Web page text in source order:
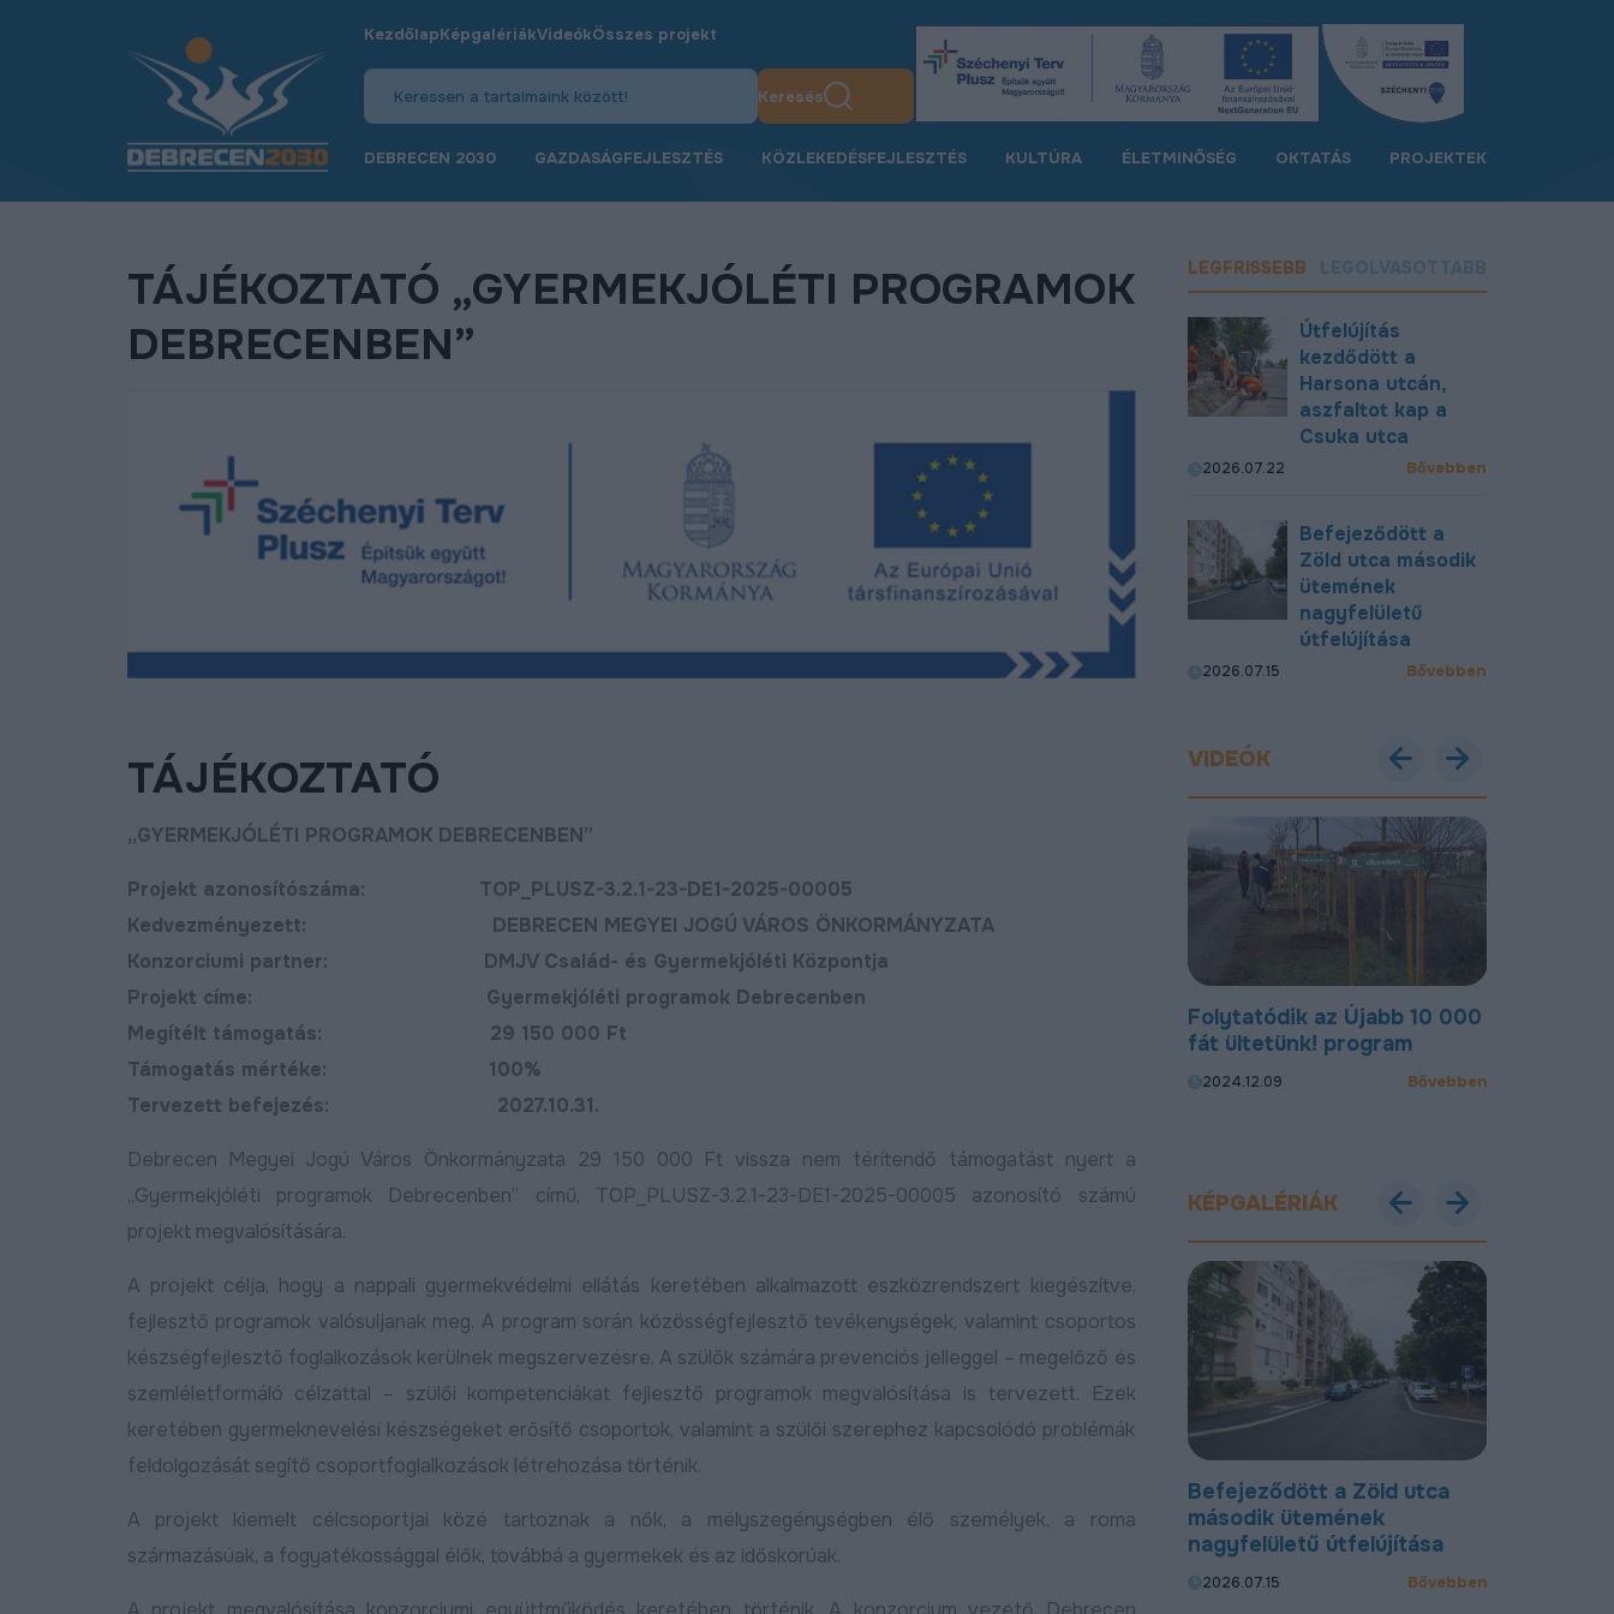
KezdőlapKépgalériákVideókÖsszes projekt
Keresés
DEBRECEN 2030 GAZDASÁGFEJLESZTÉS KÖZLEKEDÉSFEJLESZTÉS KULTÚRA ÉLETMINŐSÉG OKTATÁS PROJEKTEK
TÁJÉKOZTATÓ „GYERMEKJÓLÉTI PROGRAMOK
DEBRECENBEN”
TÁJÉKOZTATÓ
„GYERMEKJÓLÉTI PROGRAMOK DEBRECENBEN”
Projekt azonosítószáma: TOP_PLUSZ-3.2.1-23-DE1-2025-00005
Kedvezményezett: DEBRECEN MEGYEI JOGÚ VÁROS ÖNKORMÁNYZATA
Konzorciumi partner: DMJV Család- és Gyermekjóléti Központja
Projekt címe: Gyermekjóléti programok Debrecenben
Megítélt támogatás: 29 150 000 Ft
Támogatás mértéke: 100%
Tervezett befejezés: 2027.10.31.
Debrecen Megyei Jogú Város Önkormányzata 29 150 000 Ft vissza nem térítendő támogatást nyert a
„Gyermekjóléti programok Debrecenben” című, TOP_PLUSZ-3.2.1-23-DE1-2025-00005 azonosító számú
projekt megvalósítására.
A projekt célja, hogy a nappali gyermekvédelmi ellátás keretében alkalmazott eszközrendszert kiegészítve,
fejlesztő programok valósuljanak meg. A program során közösségfejlesztő tevékenységek, valamint csoportos
készségfejlesztő foglalkozások kerülnek megszervezésre. A szülők számára prevenciós jelleggel – megelőző és
szemléletformáló célzattal – szülői kompetenciákat fejlesztő programok megvalósítása is tervezett. Ezek
keretében gyermeknevelési készségeket erősítő csoportok, valamint a szülői szerephez kapcsolódó problémák
feldolgozását segítő csoportfoglalkozások létrehozása történik.
A projekt kiemelt célcsoportjai közé tartoznak a nők, a mélyszegénységben élő személyek, a roma
származásúak, a fogyatékossággal élők, továbbá a gyermekek és az időskorúak.
LEGFRISSEBB
Útfelújítás
kezdődött a
Harsona utcán,
aszfaltot kap a
Csuka utca
2026.07.22 Bővebben
Befejeződött a
Zöld utca második
ütemének
nagyfelületű
útfelújítása
2026.07.15 Bővebben
VIDEÓK
lehet közlekedni a
és a Délibáb
Új bekötőutat kapott
Nagymacs
2024.11.15 Bővebben
Megújult a Barna utca
Folytatódik az Újabb 10 000
fát ültetünk! program
2024.12.09 Bővebben
KÉPGALÉRIÁK
Bővebben
Négysávosítás, északi
elkerülő, DKV-menetrend,
az utak állapota és ötletláda:
lakossági fórumot tartottak
Józsán
2026.06.11 Bővebben
betonbiztosan halad
programja
2026.06.01 Bővebben
Harsona utcán, aszfaltot
Befejeződött a Zöld utca
második ütemének
nagyfelületű útfelújítása
2026.07.15 Bővebben